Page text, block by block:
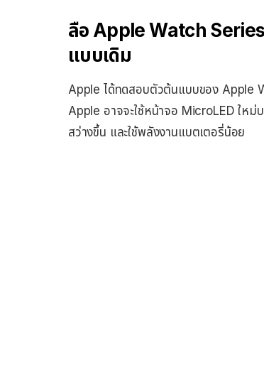
ลือ Apple Watch Series
แบบเดิม
Apple ได้ทดสอบตัวต้นแบบของ Apple
Apple อาจจะใช้หน้าจอ MicroLED ให
สว่างขึ้น และใช้พลังงานแบตเตอรี่น้อย